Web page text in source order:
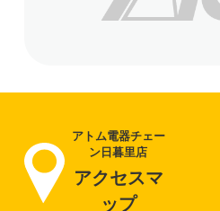
アトム電器チェー
ン日暮里店
アクセスマ
ップ